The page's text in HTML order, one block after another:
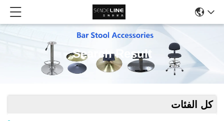
Search Result
كل الفئات